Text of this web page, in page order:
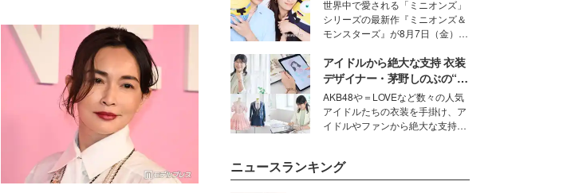
すヒントや、2人が感動した夏の
生理の新常識にも迫りました。
だけじゃない“友情と絆”に感
動
世界中で愛される「ミニオンズ」
シリーズの最新作『ミニオンズ＆
モンスターズ』が8月7日（金）に
ニオン好き”という共通点を持つモ
デルの宮城舞と島村雄大の特別対
談をお届け！それぞれの視点か
ら、今作ならではの魅力や予想外
の感動をもたらす奥深いストーリ
ーについて熱く語り合ってもらっ
アイドルから絶大な支持 衣装
デザイナー・茅野しのぶの“可
愛い”を作る美学＜「シチズン
クロスシー」インタビュー＞
AKB48や＝LOVEなど数々の人気
アイドルたちの衣装を手掛け、ア
イドルやファンから絶大な支持を
ター・茅野しのぶ。一人ひとりの
個性に寄り添い、魅力を引き出す
ニュースランキング